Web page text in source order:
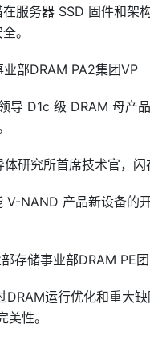
服务器 SSD 固件和架
。
部DRAM PA2集团VP
导 D1c 级 DRAM 母产
研究所首席技术官，闪
V-NAND 产品新设备的
存储事业部DRAM PE
DRAM运行优化和重大
性。